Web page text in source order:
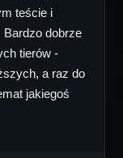
teście i
dobrze
tierów -
a raz do
jakiegoś